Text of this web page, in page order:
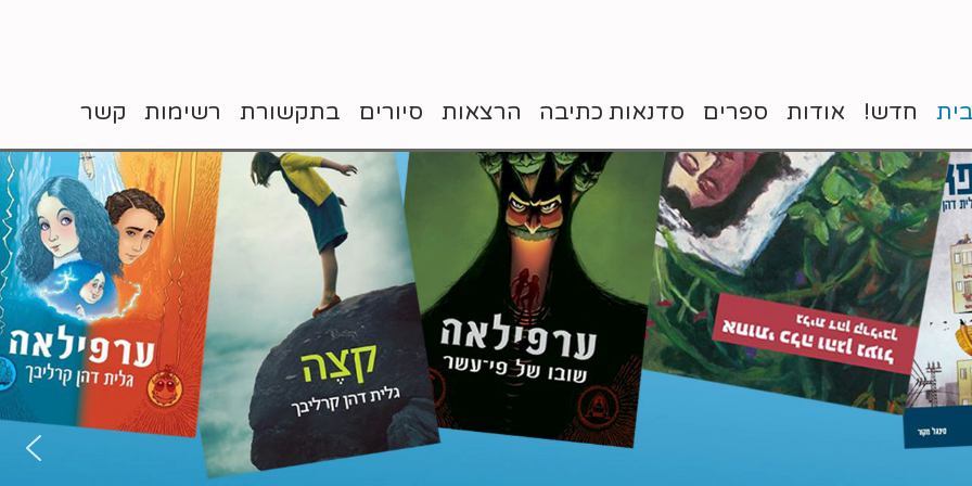
חדש! אודות ספרים סדנאות כתיבה הרצאות סיורים בתקשורת רשימות קשר